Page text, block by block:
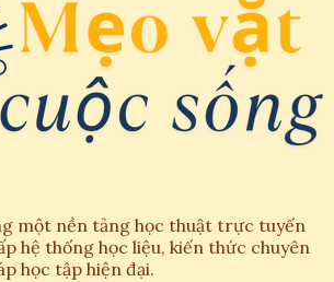
một nền tảng học thuật trực tuyến
hệ thống học liệu, kiến thức chuyên
học tập hiện đại.